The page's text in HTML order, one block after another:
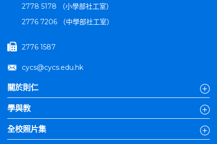
2778 5178 （小學部社工室）
2776 7206 （中學部社工室）
2776 1587
cycs@cycs.edu.hk
關於則仁
學與教
全校照片集